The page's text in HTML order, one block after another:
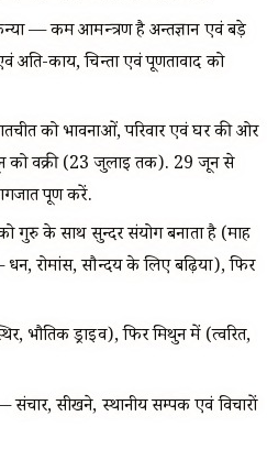
— कर्म आमन्त्रण है अन्तर्ज्ञान एवं बड़े
अति-कार्य, चिन्ता एवं पूर्णतावाद को
को भावनाओं, परिवार एवं घर की ओर
को वक्री (23 जुलाई तक). 29 जून से
पूर्ण करें.
गुरु के साथ सुन्दर संयोग बनाता है (माह
रोमांस, सौन्दर्य के लिए बढ़िया), फिर
भौतिक ड्राइव), फिर मिथुन में (त्वरित,
सीखने, स्थानीय सम्पर्क एवं विचारों